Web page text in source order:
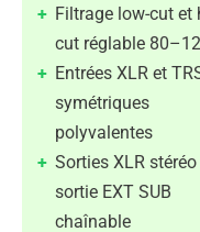
Filtrage low-cut et
cut réglable
Entrées XLR et
symétriques
polyvalentes
Sorties XLR
sortie EXT SUB
chaînable